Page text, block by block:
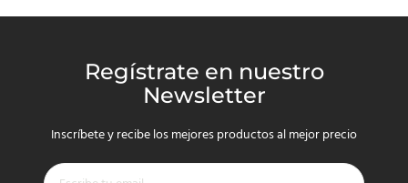
Regístrate en nuestro
Newsletter
Inscríbete y recibe los mejores productos al mejor precio